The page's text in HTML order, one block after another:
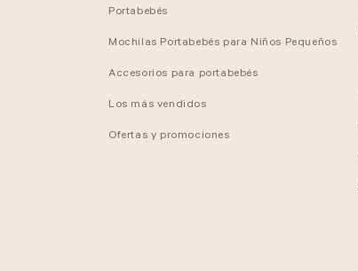
Portabebés
Mochilas Portabebés para Niños Pequeños
Accesorios para portabebés
Los más vendidos
Ofertas y promociones